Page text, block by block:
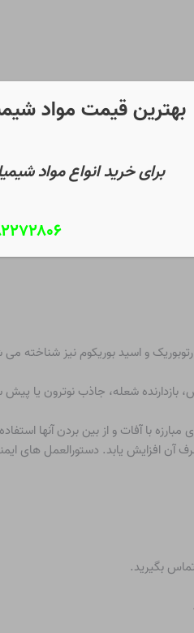
و اسید بوریکوم نیز شناخته
شعله، جاذب نوترون یا پیش
با آفات و از بین بردن آنها
آن افزایش یابد. دستورالعمل های
بگیرید.
بهترین قیمت مواد
برای خرید انواع مواد